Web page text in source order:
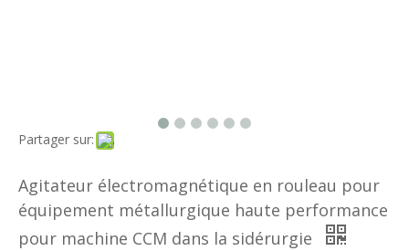
Partager sur:
Agitateur électromagnétique en rouleau pour
équipement métallurgique haute performance
pour machine CCM dans la sidérurgie